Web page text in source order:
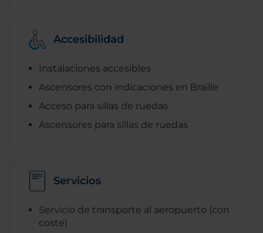
Accesibilidad
Instalaciones accesibles
Ascensores con indicaciones en Braille
Acceso para sillas de ruedas
Ascensores para sillas de ruedas
Servicios
Servicio de transporte al aeropuerto (con
coste)